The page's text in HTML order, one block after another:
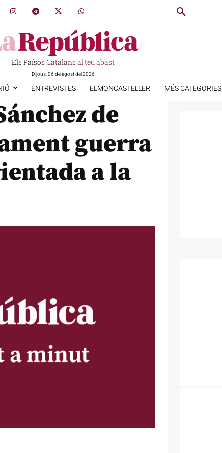
Els Països Catalans al teu abast
Dijous, 06 de agost del 2026
ENTREVISTES ELMONCASTELLER MÉS CATEGORIES
de
guerra
a la